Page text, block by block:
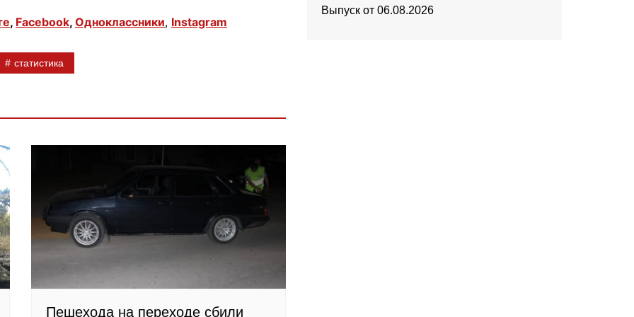
, Facebook, Одноклассники, Instagram
статистика
Пешехода на переходе сбили
Выпуск от 06.08.2026